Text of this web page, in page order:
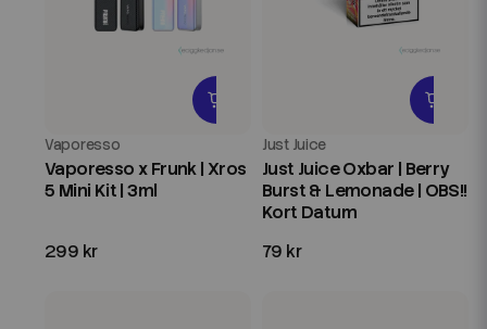
Vaporesso
Vaporesso x Frunk | Xros
5 Mini Kit | 3ml
299 kr
Just Juice
Just Juice Oxbar | Berry
Burst & Lemonade | OBS!!
Kort Datum
79 kr